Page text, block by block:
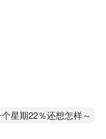
星期22％还想怎样～